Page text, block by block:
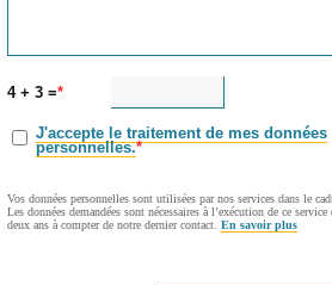
4 + 3 =
J'accepte le traitement de mes données
personnelles.
Vos données personnelles sont utilisées par nos services dans le
Les données demandées sont nécessaires à l’exécution de ce
deux ans à compter de notre dernier contact.En savoir plus